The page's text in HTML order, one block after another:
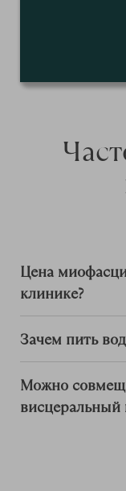
Цена
клинике?
Зачем пить
Можно
висцеральный